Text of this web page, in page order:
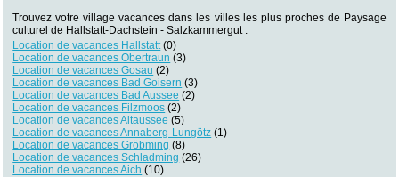
Trouvez votre village vacances dans les villes les plus proches de Paysage
culturel de Hallstatt-Dachstein - Salzkammergut :
Location de vacances Hallstatt (0)
Location de vacances Obertraun (3)
Location de vacances Gosau (2)
Location de vacances Bad Goisern (3)
Location de vacances Bad Aussee (2)
Location de vacances Filzmoos (2)
Location de vacances Altaussee (5)
Location de vacances Annaberg-Lungötz (1)
Location de vacances Gröbming (8)
Location de vacances Schladming (26)
Location de vacances Aich (10)